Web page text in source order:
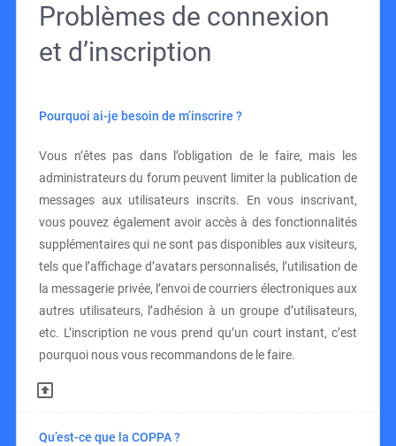
Problèmes de connexion
et d’inscription
Pourquoi ai-je besoin de m’inscrire ?
Vous n’êtes pas dans l’obligation de le faire, mais les
administrateurs du forum peuvent limiter la publication de
messages aux utilisateurs inscrits. En vous inscrivant,
vous pouvez également avoir accès à des fonctionnalités
supplémentaires qui ne sont pas disponibles aux visiteurs,
tels que l’affichage d’avatars personnalisés, l’utilisation de
la messagerie privée, l’envoi de courriers électroniques aux
autres utilisateurs, l’adhésion à un groupe d’utilisateurs,
etc. L’inscription ne vous prend qu’un court instant, c’est
pourquoi nous vous recommandons de le faire.
Qu’est-ce que la COPPA ?